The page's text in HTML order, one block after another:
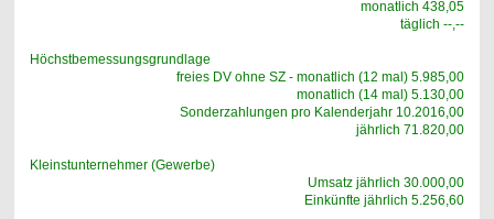
monatlich 438,05
täglich --,--
Höchstbemessungsgrundlage
freies DV ohne SZ - monatlich (12 mal) 5.985,00
monatlich (14 mal) 5.130,00
Sonderzahlungen pro Kalenderjahr 10.2016,00
jährlich 71.820,00
Kleinstunternehmer (Gewerbe)
Umsatz jährlich 30.000,00
Einkünfte jährlich 5.256,60